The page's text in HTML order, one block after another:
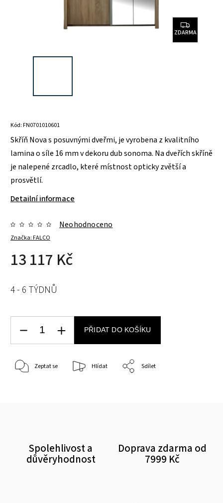
ZDARMA
Kód:FN0701010601
Skříň Nova s posuvnými dveřmi, je vyrobena z kvalitního
lamina o síle 16 mm v dekoru dub sonoma. Na dveřích skříně
je nalepené zrcadlo, které místnost opticky zvětší a
prosvětlí.
Detailní informace
Značka:FALCO
Neohodnoceno
13 117 Kč
4 - 6 TÝDNŮ
PŘIDAT DO KOŠÍKU
Zeptat se Hlídat Sdílet
Spolehlivost a
důvěryhodnost
Doprava zdarma od
7999 Kč